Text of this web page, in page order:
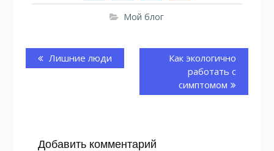
Мой блог
по
записям
Предыдущая
запись:
Лишние люди
Следующая
запись:
Как экологично
работать с
симптомом
Добавить комментарий